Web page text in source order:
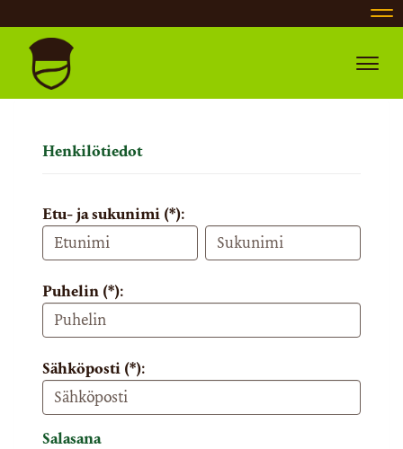
Henkilötiedot
Etu- ja sukunimi (*):
Puhelin (*):
Sähköposti (*):
Salasana